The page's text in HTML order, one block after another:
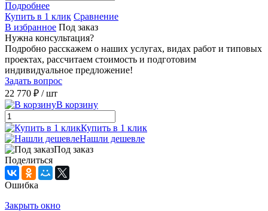
Подробнее
Купить в 1 клик Сравнение
В избранное Под заказ
Нужна консультация?
Подробно расскажем о наших услугах, видах работ и типовых
проектах, рассчитаем стоимость и подготовим
индивидуальное предложение!
Задать вопрос
22 770 ₽ / шт
В корзину
Купить в 1 клик
Нашли дешевле
Под заказ
Поделиться
Ошибка
Закрыть окно